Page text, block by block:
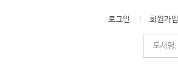
로그인 회원가입